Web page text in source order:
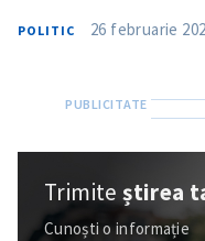
POLITIC 26 februarie
Trimiteștirea
Cunoști o informație